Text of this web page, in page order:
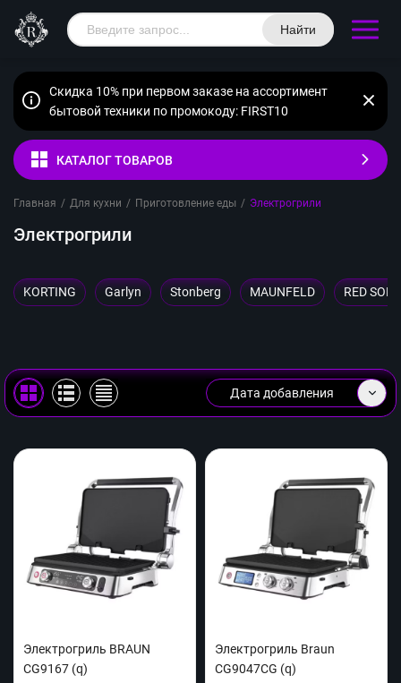
Найти
Скидка 10% при первом заказе на ассортимент
бытовой техники по промокоду: FIRST10
КАТАЛОГ ТОВАРОВ
Главная / Для кухни / Приготовление еды / Электрогрили
Электрогрили
KORTING Garlyn Stonberg MAUNFELD RED
Дата добавления
Электрогриль BRAUN
CG9167 (q)
Электрогриль Braun
CG9047CG (q)